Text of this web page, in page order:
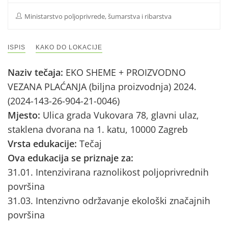
Ministarstvo poljoprivrede, šumarstva i ribarstva
ISPIS KAKO DO LOKACIJE
Naziv tečaja: EKO SHEME + PROIZVODNO
VEZANA PLAĆANJA (biljna proizvodnja) 2024.
(2024-143-26-904-21-0046)
Mjesto: Ulica grada Vukovara 78, glavni ulaz,
staklena dvorana na 1. katu, 10000 Zagreb
Vrsta edukacije: Tečaj
Ova edukacija se priznaje za:
31.01. Intenzivirana raznolikost poljoprivrednih
površina
31.03. Intenzivno održavanje ekološki značajnih
površina